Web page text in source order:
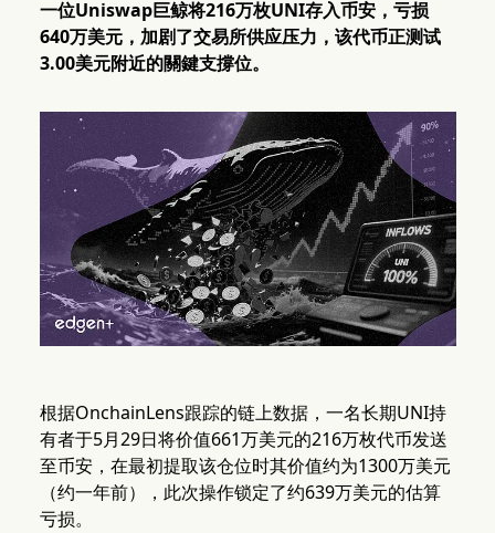
一位Uniswap巨鲸将216万枚UNI存入币安，亏损
640万美元，加剧了交易所供应压力，该代币正测试
3.00美元附近的關鍵支撐位。
根据OnchainLens跟踪的链上数据，一名长期UNI持
有者于5月29日将价值661万美元的216万枚代币发送
至币安，在最初提取该仓位时其价值约为1300万美元
（约一年前），此次操作锁定了约639万美元的估算
亏损。